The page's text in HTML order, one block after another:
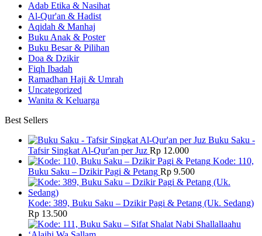
Adab Etika & Nasihat
Al-Qur'an & Hadist
Aqidah & Manhaj
Buku Anak & Poster
Buku Besar & Pilihan
Doa & Dzikir
Fiqh Ibadah
Ramadhan Haji & Umrah
Uncategorized
Wanita & Keluarga
Best Sellers
Buku Saku -
Tafsir Singkat Al-Qur'an per Juz Rp 12.000
Kode: 110,
Buku Saku – Dzikir Pagi & Petang Rp 9.500
Kode: 389, Buku Saku – Dzikir Pagi & Petang (Uk. Sedang)
Rp 13.500